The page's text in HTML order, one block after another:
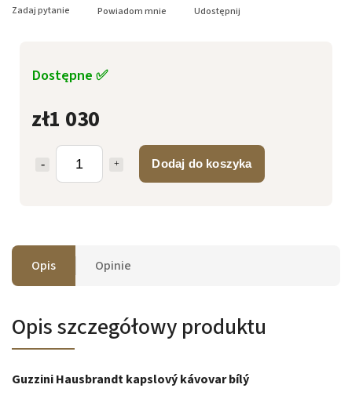
zł1 030
Dodaj do koszyka
Dostępne ✅
Zadaj pytanie Powiadom mnie Udostępnij
Opis Opinie
Opis szczegółowy produktu
Guzzini Hausbrandt kapslový kávovar bílý